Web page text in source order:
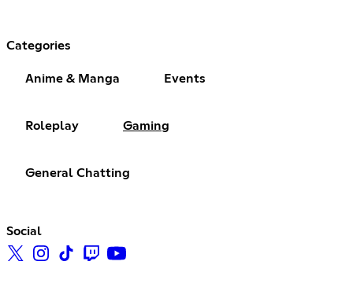
Categories
Anime & Manga Events
Roleplay Gaming
General Chatting
Social